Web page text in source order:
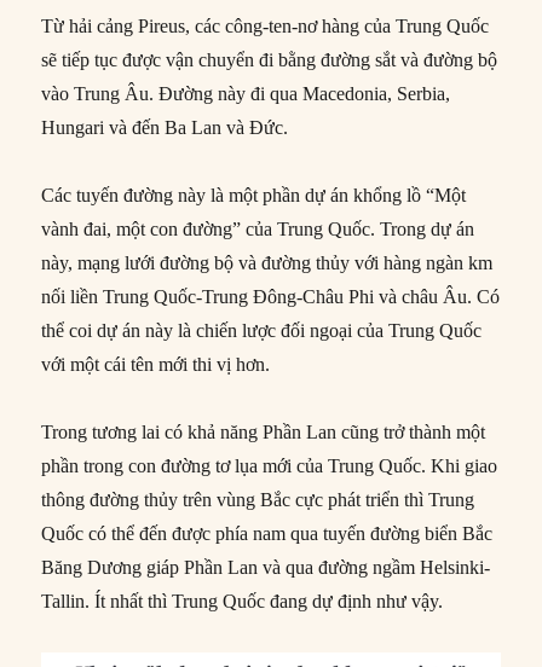
Từ hải cảng Pireus, các công-ten-nơ hàng của Trung Quốc
sẽ tiếp tục được vận chuyển đi bằng đường sắt và đường bộ
vào Trung Âu. Đường này đi qua Macedonia, Serbia,
Hungari và đến Ba Lan và Đức.
Các tuyến đường này là một phần dự án khổng lồ “Một
vành đai, một con đường” của Trung Quốc. Trong dự án
này, mạng lưới đường bộ và đường thủy với hàng ngàn km
nối liền Trung Quốc-Trung Đông-Châu Phi và châu Âu. Có
thể coi dự án này là chiến lược đối ngoại của Trung Quốc
với một cái tên mới thi vị hơn.
Trong tương lai có khả năng Phần Lan cũng trở thành một
phần trong con đường tơ lụa mới của Trung Quốc. Khi giao
thông đường thủy trên vùng Bắc cực phát triển thì Trung
Quốc có thể đến được phía nam qua tuyến đường biển Bắc
Băng Dương giáp Phần Lan và qua đường ngầm Helsinki-
Tallin. Ít nhất thì Trung Quốc đang dự định như vậy.